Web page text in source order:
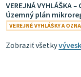
VEREJNÁ
Územný plán
VEREJNÉ VYHLÁŠKY A
Zobraziť všetky